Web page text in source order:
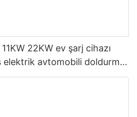
22KW ev şarj cihazı
elektrik avtomobili doldurma
| iFlowPower2